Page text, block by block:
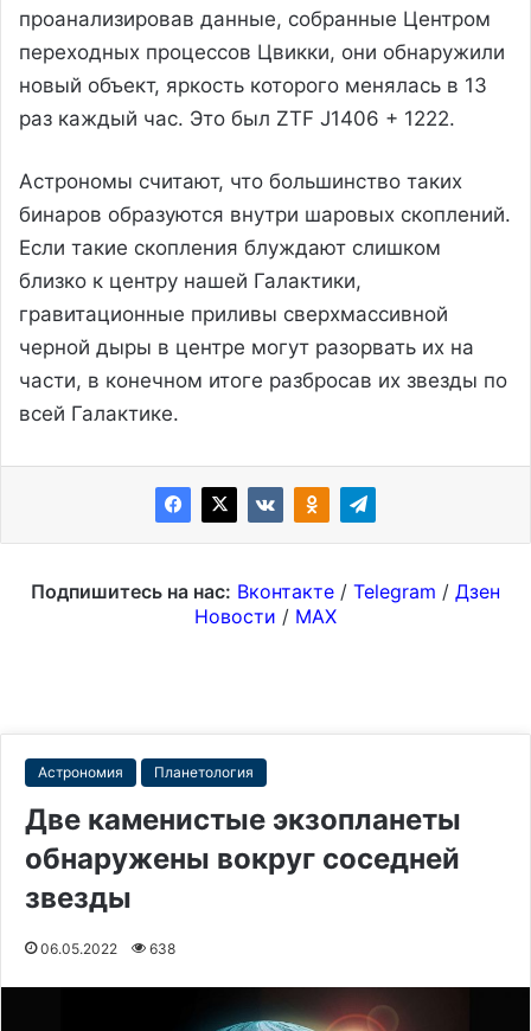
проанализировав данные, собранные Центром
переходных процессов Цвикки, они обнаружили
новый объект, яркость которого менялась в 13
раз каждый час. Это был ZTF J1406 + 1222.
Астрономы считают, что большинство таких
бинаров образуются внутри шаровых скоплений.
Если такие скопления блуждают слишком
близко к центру нашей Галактики,
гравитационные приливы сверхмассивной
черной дыры в центре могут разорвать их на
части, в конечном итоге разбросав их звезды по
всей Галактике.
Подпишитесь на нас: Вконтакте / Telegram / Дзен
Новости / MAX